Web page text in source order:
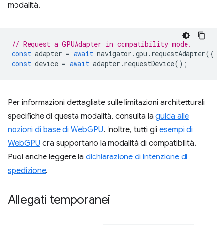
modalità.
// Request a GPUAdapter in compatibility mode.
const adapter = await navigator .gpu . requestAdapter({
const device = await adapter . requestDevice();
Per informazioni dettagliate sulle limitazioni architetturali
specifiche di questa modalità, consulta la guida alle
nozioni di base di WebGPU. Inoltre, tutti gli esempi di
WebGPU ora supportano la modalità di compatibilità.
Puoi anche leggere la dichiarazione di intenzione di
spedizione.
Allegati temporanei